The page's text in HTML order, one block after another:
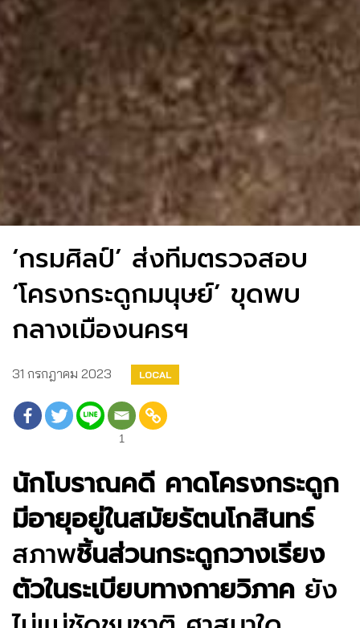
‘กรมศิลป์’ ส่งทีมตรวจสอบ
‘โครงกระดูกมนุษย์’ ขุดพบ
กลางเมืองนครฯ
31 กรกฎาคม 2023 LOCAL
1
นักโบราณคดี คาดโครงกระดูก
มีอายุอยู่ในสมัยรัตนโกสินทร์
สภาพชิ้นส่วนกระดูกวางเรียง
ตัวในระเบียบทางกายวิภาค ยัง